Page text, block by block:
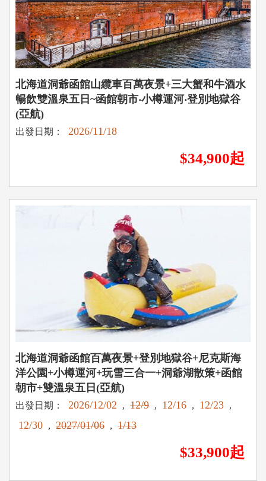
北海道洞爺函館山纜車百萬夜景+三大蟹和牛酒水
暢飲雙溫泉五日~函館朝市‧小樽運河‧登別地獄谷
(亞航)
出發日期： 2026/11/18
$34,900起
北海道洞爺函館百萬夜景+登別地獄谷+尼克斯海
洋公園+小樽運河+玩雪三合一+洞爺湖散策+函館
朝市+雙溫泉五日(亞航)
出發日期： 2026/12/02 , 12/9 , 12/16 , 12/23 ,
12/30 , 2027/01/06 , 1/13
$33,900起